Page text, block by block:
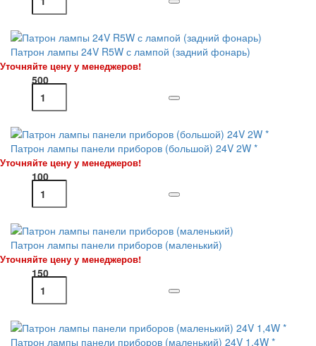
Патрон лампы 24V R5W с лампой (задний фонарь)
Уточняйте цену у менеджеров!
500
Патрон лампы панели приборов (большой) 24V 2W *
Уточняйте цену у менеджеров!
100
Патрон лампы панели приборов (маленький)
Уточняйте цену у менеджеров!
150
Патрон лампы панели приборов (маленький) 24V 1,4W *